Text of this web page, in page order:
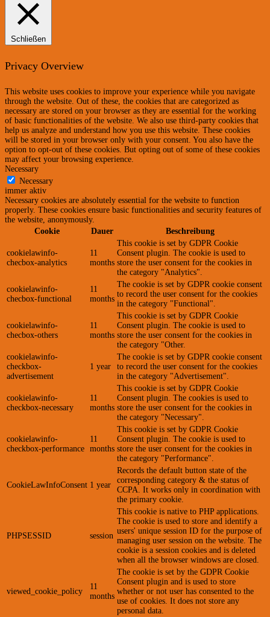
Schließen
Privacy Overview
This website uses cookies to improve your experience while you navigate
through the website. Out of these, the cookies that are categorized as
necessary are stored on your browser as they are essential for the working
of basic functionalities of the website. We also use third-party cookies that
help us analyze and understand how you use this website. These cookies
will be stored in your browser only with your consent. You also have the
option to opt-out of these cookies. But opting out of some of these cookies
may affect your browsing experience.
Necessary
Necessary
immer aktiv
Necessary cookies are absolutely essential for the website to function
properly. These cookies ensure basic functionalities and security features of
the website, anonymously.
Cookie
Dauer Beschreibung
cookielawinfo-
checbox-analytics
11
months
This cookie is set by GDPR Cookie
Consent plugin. The cookie is used to
store the user consent for the cookies in
the category "Analytics".
cookielawinfo-
checbox-functional
11
months
The cookie is set by GDPR cookie consent
to record the user consent for the cookies
in the category "Functional".
cookielawinfo-
checbox-others
11
months
This cookie is set by GDPR Cookie
Consent plugin. The cookie is used to
store the user consent for the cookies in
the category "Other.
cookielawinfo-
checkbox-
advertisement
1 year
The cookie is set by GDPR cookie consent
to record the user consent for the cookies
in the category "Advertisement".
cookielawinfo-
checkbox-necessary
11
months
This cookie is set by GDPR Cookie
Consent plugin. The cookies is used to
store the user consent for the cookies in
the category "Necessary".
cookielawinfo-
checkbox-performance
11
months
This cookie is set by GDPR Cookie
Consent plugin. The cookie is used to
store the user consent for the cookies in
the category "Performance".
CookieLawInfoConsent 1 year
Records the default button state of the
corresponding category & the status of
CCPA. It works only in coordination with
the primary cookie.
PHPSESSID session
This cookie is native to PHP applications.
The cookie is used to store and identify a
users' unique session ID for the purpose of
managing user session on the website. The
cookie is a session cookies and is deleted
when all the browser windows are closed.
viewed_cookie_policy
11
months
The cookie is set by the GDPR Cookie
Consent plugin and is used to store
whether or not user has consented to the
use of cookies. It does not store any
personal data.